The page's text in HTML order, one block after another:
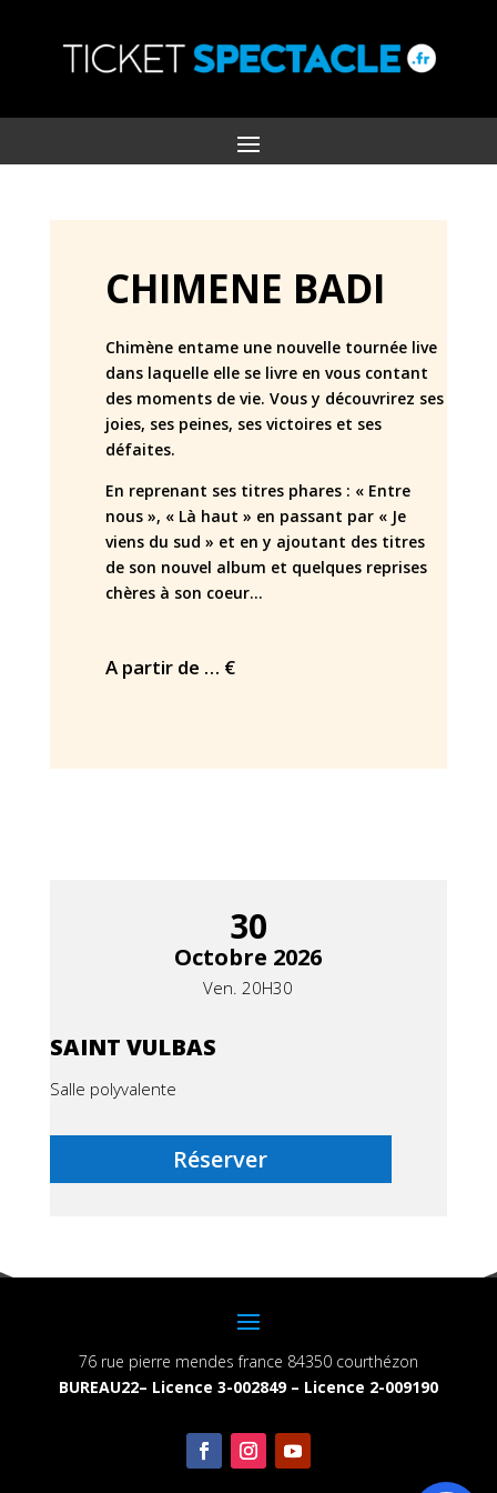
CHIMENE BADI
Chimène entame une nouvelle tournée live
dans laquelle elle se livre en vous contant
des moments de vie. Vous y découvrirez ses
joies, ses peines, ses victoires et ses
défaites.
En reprenant ses titres phares : « Entre
nous », « Là haut » en passant par « Je
viens du sud » et en y ajoutant des titres
de son nouvel album et quelques reprises
chères à son coeur…
A partir de … €
30
Octobre 2026
Ven. 20H30
SAINT VULBAS
Salle polyvalente
Réserver
76 rue pierre mendes france 84350 courthézon
BUREAU22– Licence 3-002849 – Licence 2-009190